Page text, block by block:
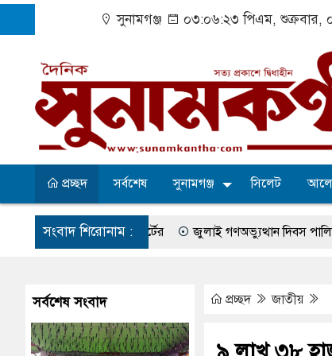
সুনামগঞ্জ ০৩:০৬:২৪ পিএম, শুক্রবার,
প্রচ্ছদ সর্বশেষ সুনামগঞ্জ সিলেট
সংবাদ শিরোনাম :
হাইকোর্টের জুলাই গণঅভ্যুত্থান দিবস পালিত সুরমা
অভিযোগ প্রত্যাখ্যান আজ জুলাই গণঅভ্যুত্থান দিবস
পরিষদের সম্প্রসারিত প্রশাসনিক ভবনের উদ্বোধন
প্রচ্ছদ জাতীয়
সর্বশেষ সংবাদ